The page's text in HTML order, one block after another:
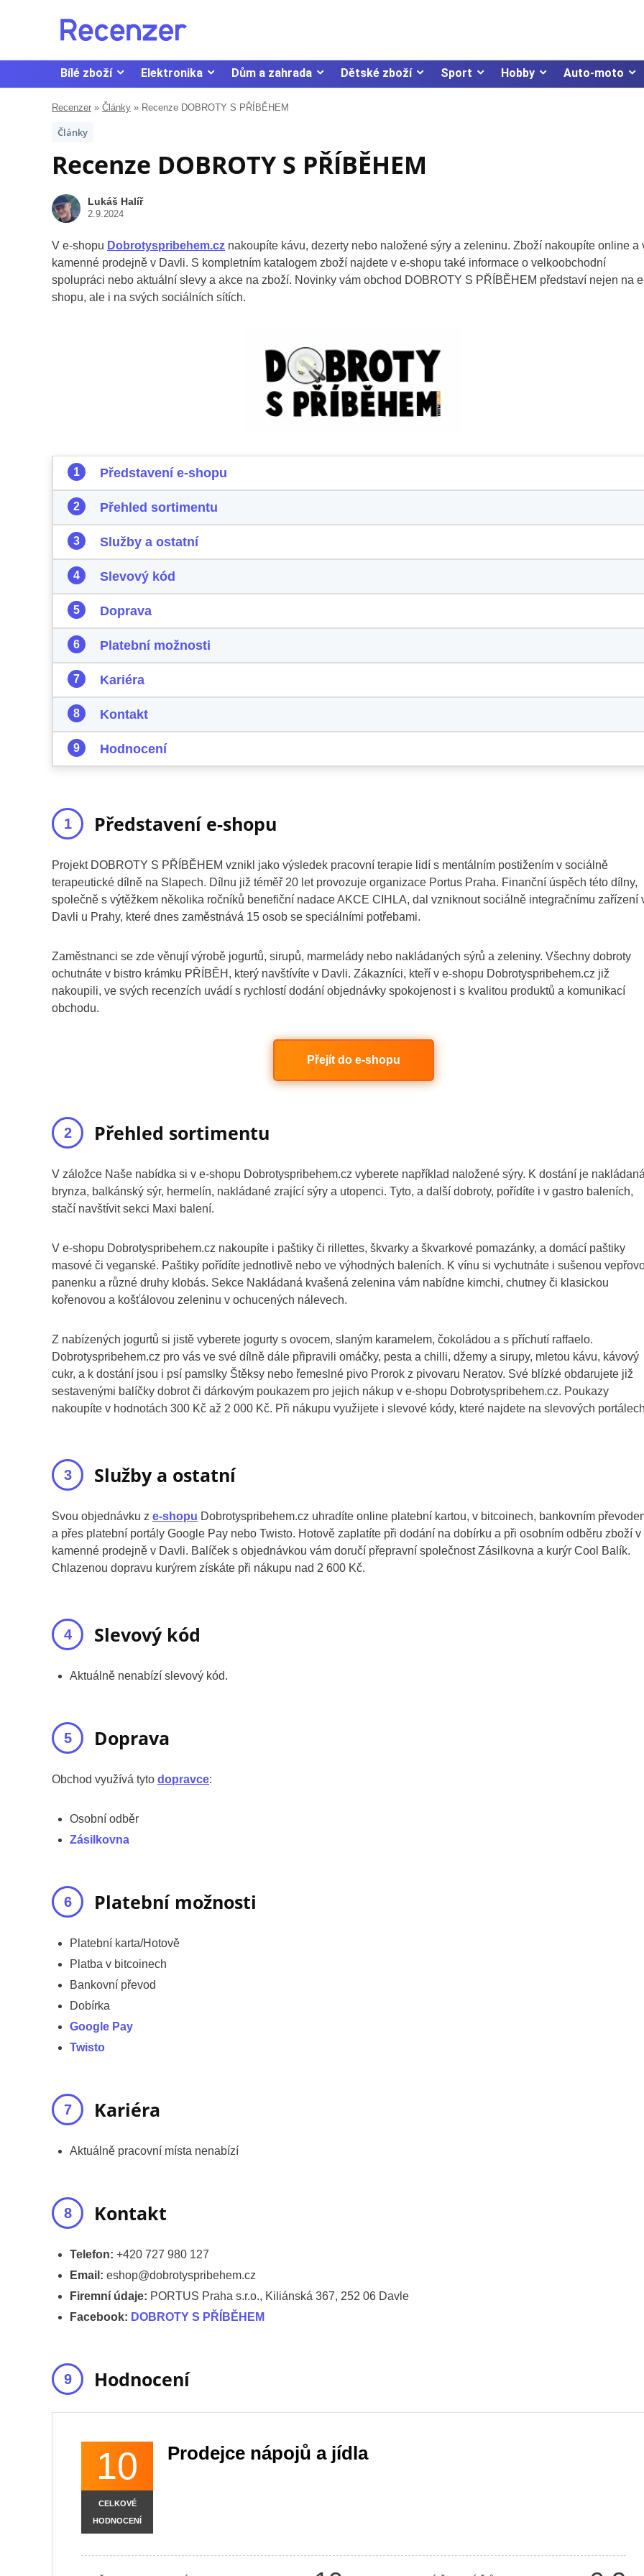
Bílé zboží Elektronika Dům a zahrada Dětské zboží Sport Hobby Auto-moto
Recenzer » Články » Recenze DOBROTY S PŘÍBĚHEM
Články
Recenze DOBROTY S PŘÍBĚHEM
Lukáš Halíř
2.9.2024
V e-shopu Dobrotyspribehem.cz nakoupíte kávu, dezerty nebo naložené sýry a zeleninu. Zboží nakoupíte online a
kamenné prodejně v Davli. S kompletním katalogem zboží najdete v e-shopu také informace o velkoobchodní
spolupráci nebo aktuální slevy a akce na zboží. Novinky vám obchod DOBROTY S PŘÍBĚHEM představí nejen na
shopu, ale i na svých sociálních sítích.
Představení e-shopu
Přehled sortimentu
Služby a ostatní
Slevový kód
Doprava
Platební možnosti
Kariéra
Kontakt
Hodnocení
Představení e-shopu
Projekt DOBROTY S PŘÍBĚHEM vznikl jako výsledek pracovní terapie lidí s mentálním postižením v sociálně
terapeutické dílně na Slapech. Dílnu již téměř 20 let provozuje organizace Portus Praha. Finanční úspěch této dílny,
společně s výtěžkem několika ročníků benefiční nadace AKCE CIHLA, dal vzniknout sociálně integračnímu zařízení
Davli u Prahy, které dnes zaměstnává 15 osob se speciálními potřebami.
Zaměstnanci se zde věnují výrobě jogurtů, sirupů, marmelády nebo nakládaných sýrů a zeleniny. Všechny dobroty
ochutnáte v bistro krámku PŘÍBĚH, který navštívíte v Davli. Zákazníci, kteří v e-shopu Dobrotyspribehem.cz již
nakoupili, ve svých recenzích uvádí s rychlostí dodání objednávky spokojenost i s kvalitou produktů a komunikací
obchodu.
Přejít do e-shopu
Přehled sortimentu
V záložce Naše nabídka si v e-shopu Dobrotyspribehem.cz vyberete například naložené sýry. K dostání je
brynza, balkánský sýr, hermelín, nakládané zrající sýry a utopenci. Tyto, a další dobroty, pořídíte i v gastro baleních,
stačí navštívit sekci Maxi balení.
V e-shopu Dobrotyspribehem.cz nakoupíte i paštiky či rillettes, škvarky a škvarkové pomazánky, a domácí paštiky
masové či veganské. Paštiky pořídíte jednotlivě nebo ve výhodných baleních. K vínu si vychutnáte i sušenou
panenku a různé druhy klobás. Sekce Nakládaná kvašená zelenina vám nabídne kimchi, chutney či klasickou
kořenovou a košťálovou zeleninu v ochucených nálevech.
Z nabízených jogurtů si jistě vyberete jogurty s ovocem, slaným karamelem, čokoládou a s příchutí raffaelo.
Dobrotyspribehem.cz pro vás ve své dílně dále připravili omáčky, pesta a chilli, džemy a sirupy, mletou kávu, kávový
cukr, a k dostání jsou i psí pamslky Štěksy nebo řemeslné pivo Prorok z pivovaru Neratov. Své blízké obdarujete již
sestavenými balíčky dobrot či dárkovým poukazem pro jejich nákup v e-shopu Dobrotyspribehem.cz. Poukazy
nakoupíte v hodnotách 300 Kč až 2 000 Kč. Při nákupu využijete i slevové kódy, které najdete na slevových
Služby a ostatní
Svou objednávku z e-shopu Dobrotyspribehem.cz uhradíte online platební kartou, v bitcoinech, bankovním
a přes platební portály Google Pay nebo Twisto. Hotově zaplatíte při dodání na dobírku a při osobním odběru zboží v
kamenné prodejně v Davli. Balíček s objednávkou vám doručí přepravní společnost Zásilkovna a kurýr Cool Balík.
Chlazenou dopravu kurýrem získáte při nákupu nad 2 600 Kč.
Slevový kód
Aktuálně nenabízí slevový kód.
Doprava
Obchod využívá tyto dopravce:
Osobní odběr
Zásilkovna
Platební možnosti
Platební karta/Hotově
Platba v bitcoinech
Bankovní převod
Dobírka
Google Pay
Twisto
Kariéra
Aktuálně pracovní místa nenabízí
Kontakt
Telefon: +420 727 980 127
Email: eshop@dobrotyspribehem.cz
Firemní údaje: PORTUS Praha s.r.o., Kiliánská 367, 252 06 Davle
Facebook: DOBROTY S PŘÍBĚHEM
Hodnocení
10
CELKOVÉ
HODNOCENÍ
Prodejce nápojů a jídla